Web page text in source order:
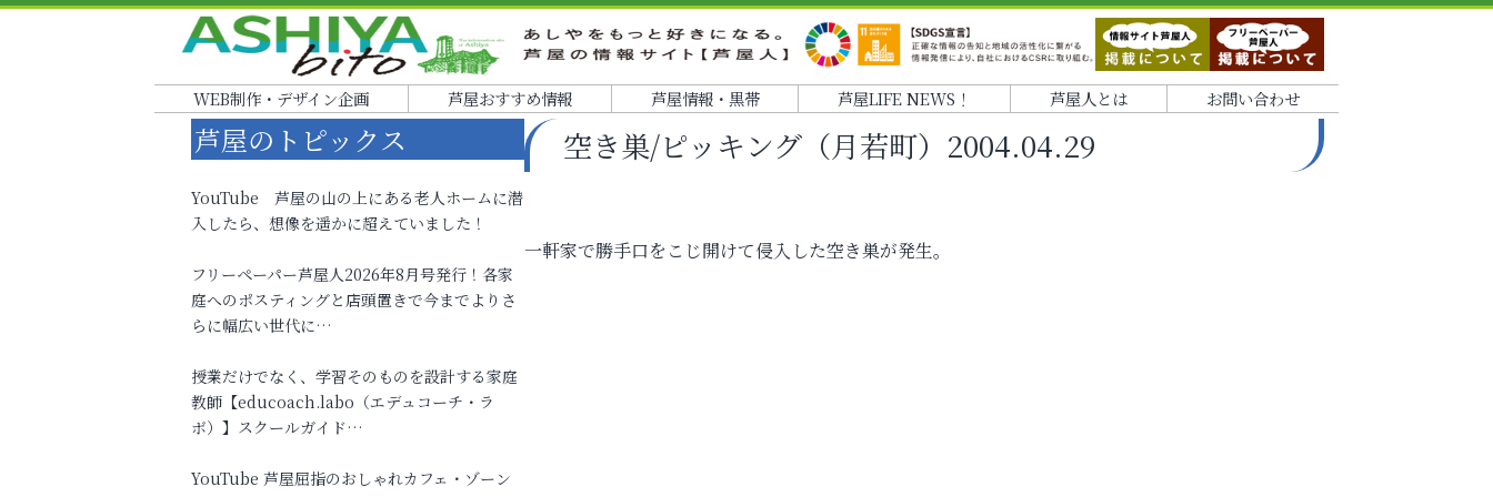
WEB制作・デザイン企画 芦屋おすすめ情報 芦屋情報・黒帯 芦屋LIFE NEWS！ 芦屋人とは お問い合わせ
空き巣/ピッキング（月若町）2004.04.29
一軒家で勝手口をこじ開けて侵入した空き巣が発生。
芦屋のトピックス
YouTube 芦屋の山の上にある老人ホームに潜
入したら、想像を遥かに超えていました！
フリーペーパー芦屋人2026年8月号発行！各家
庭へのポスティングと店頭置きで今までよりさ
らに幅広い世代に…
授業だけでなく、学習そのものを設計する家庭
教師【educoach.labo（エデュコーチ・ラ
ボ）】スクールガイド…
YouTube 芦屋屈指のおしゃれカフェ・ゾーン